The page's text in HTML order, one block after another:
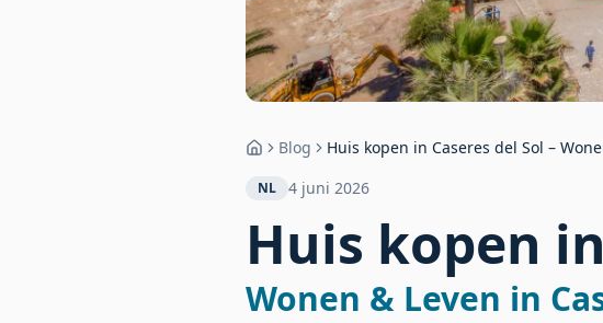
HomeBlog
Huis kopen in Caseres del Sol –
NL 4 juni 2026
Huis kopen
Wonen & Leven in